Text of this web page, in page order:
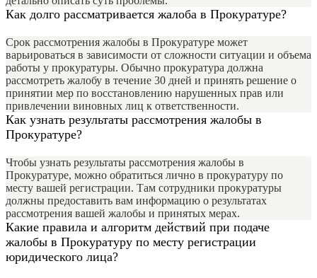
Как долго рассматривается жалоба в Прокуратуре?
Срок рассмотрения жалобы в Прокуратуре может
варьироваться в зависимости от сложности ситуации и объема
работы у прокуратуры. Обычно прокуратура должна
рассмотреть жалобу в течение 30 дней и принять решение о
принятии мер по восстановлению нарушенных прав или
привлечении виновных лиц к ответственности.
Как узнать результаты рассмотрения жалобы в
Прокуратуре?
Чтобы узнать результаты рассмотрения жалобы в
Прокуратуре, можно обратиться лично в прокуратуру по
месту вашей регистрации. Там сотрудники прокуратуры
должны предоставить вам информацию о результатах
рассмотрения вашей жалобы и принятых мерах.
Какие правила и алгоритм действий при подаче
жалобы в Прокуратуру по месту регистрации
юридического лица?